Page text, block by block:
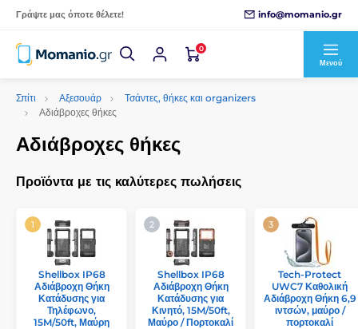
Γράψτε μας όποτε θέλετε! info@momanio.gr
0
Μενού
Σπίτι Αξεσουάρ
Τσάντες, θήκες και organizers
Αδιάβροχες θήκες
Αδιάβροχες θήκες
Προϊόντα με τις καλύτερες πωλήσεις
Shellbox IP68
Αδιάβροχη Θήκη
Κατάδυσης για
Τηλέφωνο,
15M/50ft, Μαύρη
Shellbox IP68
Αδιάβροχη Θήκη
Κατάδυσης για
Κινητό, 15M/50ft,
Μαύρο / Πορτοκαλί
Tech-Protect
UWC7 Καθολική
Αδιάβροχη Θήκη 6,9
ιντσών, μαύρο /
πορτοκαλί